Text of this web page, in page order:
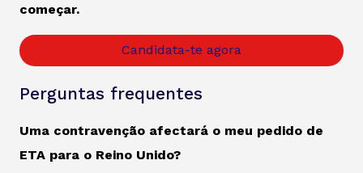
começar.
Candidata-te agora
Perguntas frequentes
Uma contravenção afectará o meu pedido de
ETA para o Reino Unido?